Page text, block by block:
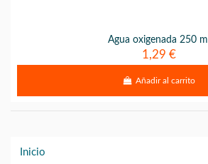
Agua oxigenada 250 ml
1,29 €
Añadir al carrito
Inicio